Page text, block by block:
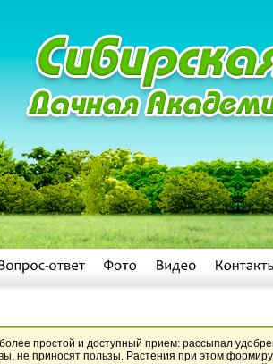
простой и доступный прием: рассыпал
не приносят пользы. Растения при этом